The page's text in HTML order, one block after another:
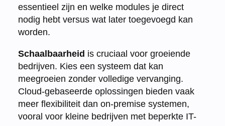
essentieel zijn en welke modules je direct
nodig hebt versus wat later toegevoegd kan
worden.
Schaalbaarheid is cruciaal voor groeiende
bedrijven. Kies een systeem dat kan
meegroeien zonder volledige vervanging.
Cloud-gebaseerde oplossingen bieden vaak
meer flexibiliteit dan on-premise systemen,
vooral voor kleine bedrijven met beperkte IT-